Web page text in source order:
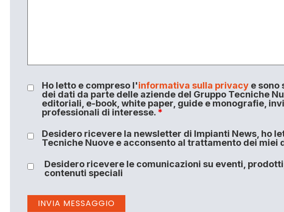
Ho letto e compreso l'informativa sulla privacye sono
dei dati da parte delle aziende del Gruppo Tecniche
editoriali, e-book, white paper, guide e monografie,
professionali di interesse. *
Desidero ricevere la newsletter di Impianti News, ho
Tecniche Nuove e acconsento al trattamento dei miei
Desidero ricevere le comunicazioni su eventi,
contenuti speciali